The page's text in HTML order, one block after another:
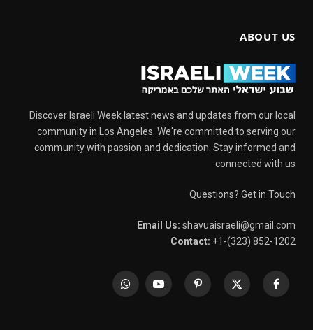
ABOUT US
Discover Israeli Week latest news and updates from our local
community in Los Angeles. We're committed to serving our
community with passion and dedication. Stay informed and
connected with us
Questions? Get in Touch
Email Us: shavuaisraeli@gmail.com
Contact: +1-(323) 852-1202
Facebook
X
Pinterest
YouTube
WhatsApp